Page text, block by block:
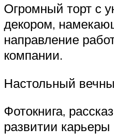
Огромный торт с
декором,
направление
компании.
Настольный
Фотокнига,
развитии карьеры